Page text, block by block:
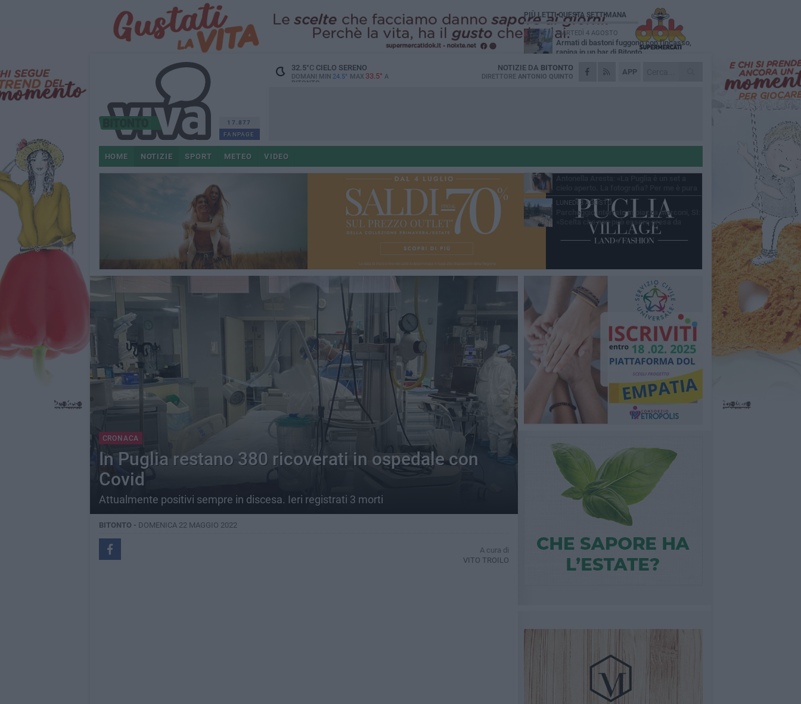
17.877
FANPAGE
32.5°CCIELO SERENO
DOMANI MIN 24.5° MAX 33.5° A
BITONTO
APP
NOTIZIE DA BITONTO
DIRETTORE ANTONIO QUINTO
HOME NOTIZIE SPORT METEO VIDEO
CRONACA
In Puglia restano 380 ricoverati in ospedale con
Covid
Attualmente positivi sempre in discesa. Ieri registrati 3 morti
BITONTO - DOMENICA 22 MAGGIO 2022
A cura di
VITO TROILO
PIÙ LETTI QUESTA SETTIMANA
MARTEDÌ 4 AGOSTO
Armati di bastoni fuggono con l'incasso,
rapina in un bar di Bitonto
VENERDÌ 31 LUGLIO
Furti d'auto, scoperta la banda tra Bitonto e
Fratelli d'Italia Bitonto: «Vicinanza alla
LUNEDÌ 3 AGOSTO
poesia»
LUNEDÌ 3 AGOSTO
Parcheggio interrato in piazza Marconi, SI:
«Scelta che non può essere presa da